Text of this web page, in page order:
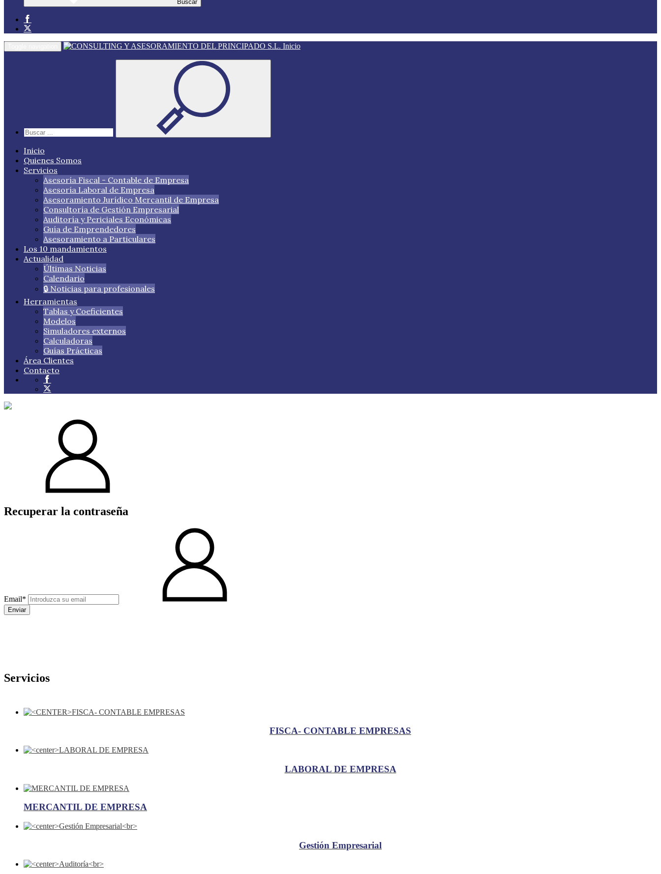
Buscar
Inicio
Inicio
Quienes Somos
Servicios
Asesoría Fiscal - Contable de Empresa
Asesoría Laboral de Empresa
Asesoramiento Jurídico Mercantil de Empresa
Consultoría de Gestión Empresarial
Auditoría y Periciales Económicas
Guía de Emprendedores
Asesoramiento a Particulares
Los 10 mandamientos
Actualidad
Últimas Noticias
Calendario
🔒 Noticias para profesionales
Herramientas
Tablas y Coeficientes
Modelos
Simuladores externos
Calculadoras
Guías Prácticas
Área Clientes
Contacto
Recuperar la contraseña
Email*
Enviar
Servicios
FISCA- CONTABLE EMPRESAS
LABORAL DE EMPRESA
MERCANTIL DE EMPRESA
Gestión Empresarial